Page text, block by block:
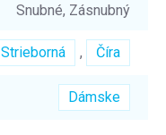
Snubné, Zásnubný
Strieborná , Číra
Dámske